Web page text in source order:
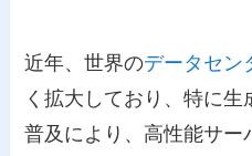
近年、世界のデータセン
く拡大しており、特に
普及により、高性能サー